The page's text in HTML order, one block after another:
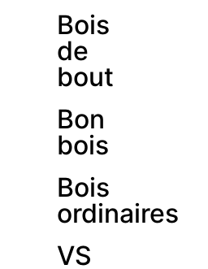
Bois
de
bout
Bon
bois
Bois
ordinaires
VS